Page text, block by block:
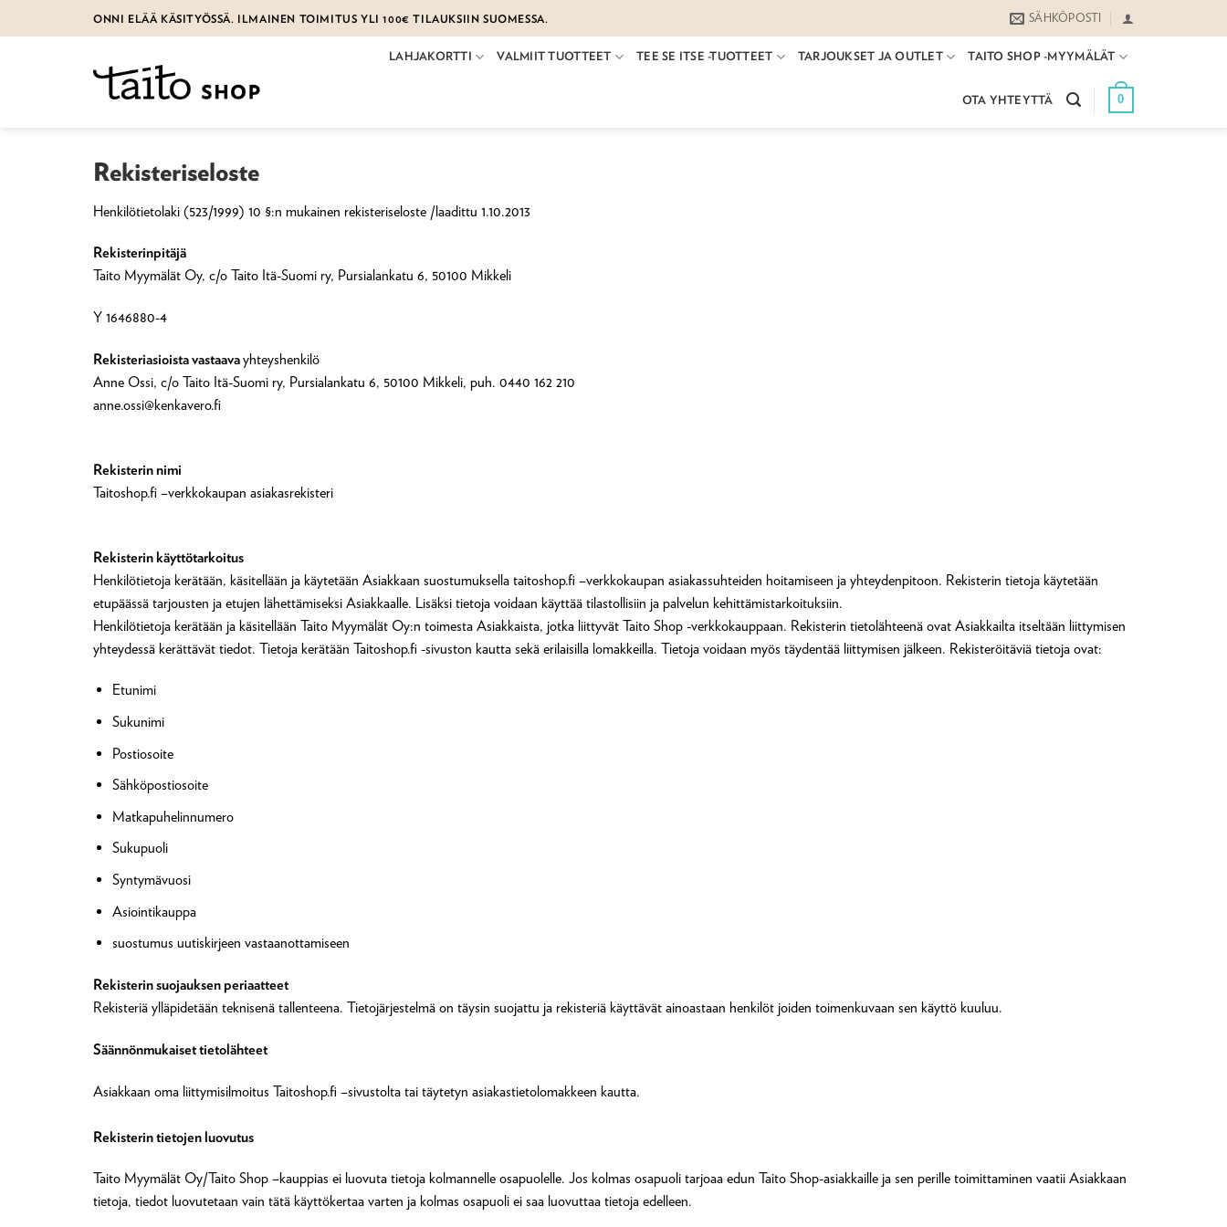
to
ONNI ELÄÄ KÄSITYÖSSÄ. ILMAINEN TOIMITUS YLI 100€ TILAUKSIIN SUOMESSA. SÄHKÖPOSTI
LAHJAKORTTI VALMIIT TUOTTEET TEE SE ITSE -TUOTTEET TARJOUKSET JA OUTLET TAITO SHOP -MYYMÄLÄT
OTA YHTEYTTÄ 0
Rekisteriseloste
Henkilötietolaki (523/1999) 10 §:n mukainen rekisteriseloste /laadittu 1.10.2013
Rekisterinpitäjä
Taito Myymälät Oy, c/o Taito Itä-Suomi ry, Pursialankatu 6, 50100 Mikkeli
Y 1646880-4
Rekisteriasioista vastaavayhteyshenkilö
Anne Ossi, c/o Taito Itä-Suomi ry, Pursialankatu 6, 50100 Mikkeli, puh. 0440 162 210
anne.ossi@kenkavero.fi
Rekisterin nimi
Taitoshop.fi –verkkokaupan asiakasrekisteri
Rekisterin käyttötarkoitus
Henkilötietoja kerätään, käsitellään ja käytetään Asiakkaan suostumuksella taitoshop.fi –verkkokaupan asiakassuhteiden hoitamiseen ja yhteydenpitoon. Rekisterin tietoja käytetään
etupäässä tarjousten ja etujen lähettämiseksi Asiakkaalle. Lisäksi tietoja voidaan käyttää tilastollisiin ja palvelun kehittämistarkoituksiin.
Henkilötietoja kerätään ja käsitellään Taito Myymälät Oy:n toimesta Asiakkaista, jotka liittyvät Taito Shop -verkkokauppaan. Rekisterin tietolähteenä ovat Asiakkailta itseltään liittymisen
yhteydessä kerättävät tiedot. Tietoja kerätään Taitoshop.fi -sivuston kautta sekä erilaisilla lomakkeilla. Tietoja voidaan myös täydentää liittymisen jälkeen. Rekisteröitäviä tietoja ovat:
Etunimi
Sukunimi
Postiosoite
Sähköpostiosoite
Matkapuhelinnumero
Sukupuoli
Syntymävuosi
Asiointikauppa
suostumus uutiskirjeen vastaanottamiseen
Rekisterin suojauksen periaatteet
Rekisteriä ylläpidetään teknisenä tallenteena. Tietojärjestelmä on täysin suojattu ja rekisteriä käyttävät ainoastaan henkilöt joiden toimenkuvaan sen käyttö kuuluu.
Säännönmukaiset tietolähteet
Asiakkaan oma liittymisilmoitus Taitoshop.fi –sivustolta tai täytetyn asiakastietolomakkeen kautta.
Rekisterin tietojen luovutus
Taito Myymälät Oy/Taito Shop –kauppias ei luovuta tietoja kolmannelle osapuolelle. Jos kolmas osapuoli tarjoaa edun Taito Shop-asiakkaille ja sen perille toimittaminen vaatii Asiakkaan
tietoja, tiedot luovutetaan vain tätä käyttökertaa varten ja kolmas osapuoli ei saa luovuttaa tietoja edelleen.